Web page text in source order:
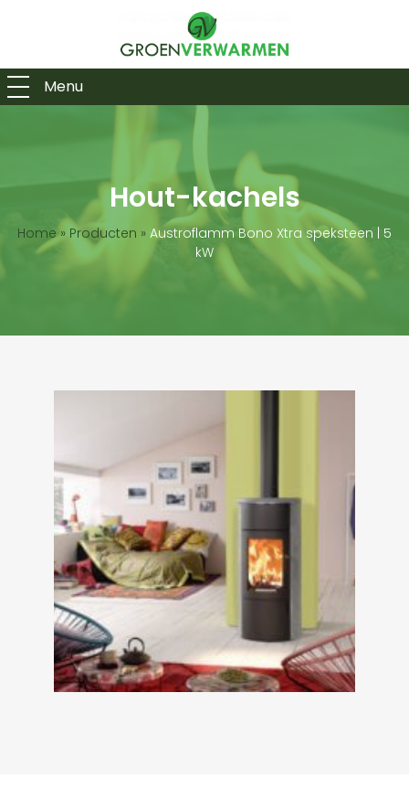
Menu
Hout-kachels
Home» Producten » Austroflamm Bono Xtra speksteen | 5
kW